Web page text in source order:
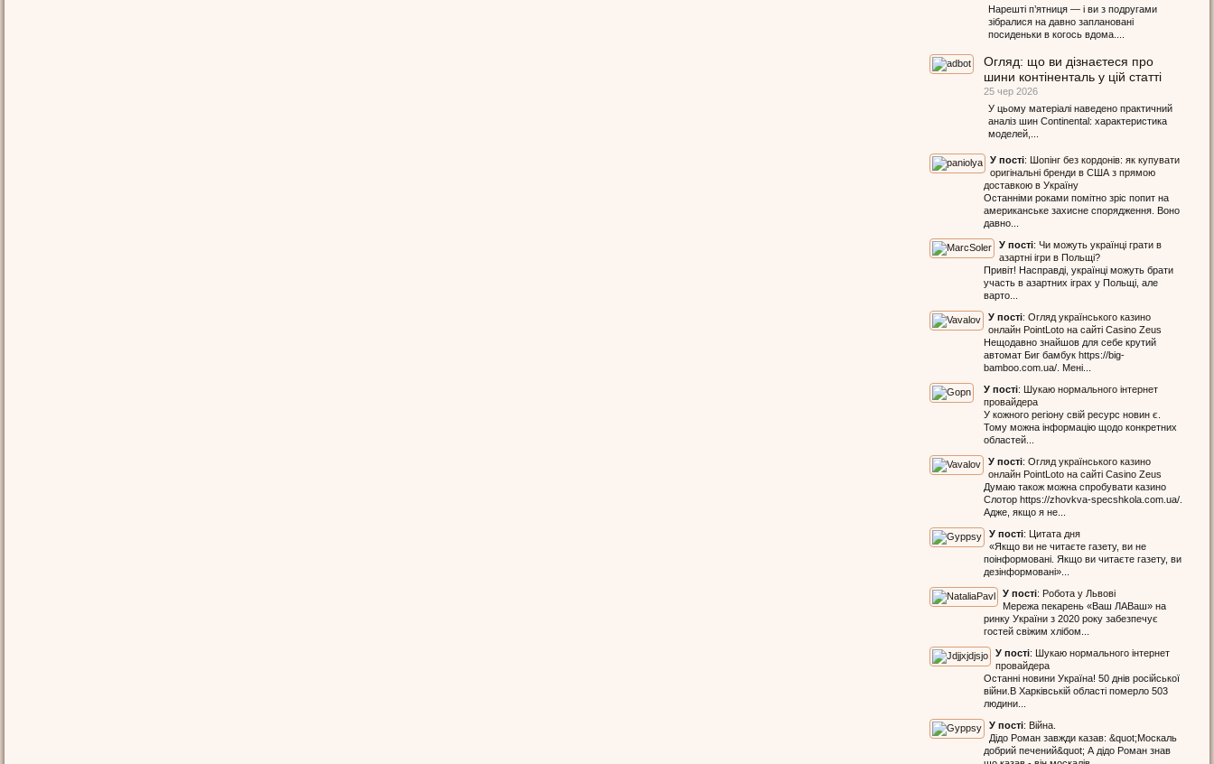
Нарешті п’ятниця — і ви з подругами
зібралися на давно заплановані
посиденьки в когось вдома....
Огляд: що ви дізнаєтеся про
шини контіненталь у цій статті
25 чер 2026
У цьому матеріалі наведено практичний
аналіз шин Continental: характеристика
моделей,...
У пості: Шопінг без кордонів: як купувати
оригінальні бренди в США з прямою
доставкою в Україну
Останніми роками помітно зріс попит на
американське захисне спорядження. Воно
давно...
У пості: Чи можуть українці грати в
азартні ігри в Польщі?
Привіт! Насправді, українці можуть брати
участь в азартних іграх у Польщі, але
варто...
У пості: Огляд українського казино
онлайн PointLoto на сайті Casino Zeus
Нещодавно знайшов для себе крутий
автомат Биг бамбук https://big-
bamboo.com.ua/. Мені...
У пості: Шукаю нормального інтернет
провайдера
У кожного регіону свій ресурс новин є.
Тому можна інформацію щодо конкретних
областей...
У пості: Огляд українського казино
онлайн PointLoto на сайті Casino Zeus
Думаю також можна спробувати казино
Слотор https://zhovkva-specshkola.com.ua/.
Адже, якщо я не...
У пості: Цитата дня
«Якщо ви не читаєте газету, ви не
поінформовані. Якщо ви читаєте газету, ви
дезінформовані»...
У пості: Робота у Львові
Мережа пекарень «Ваш ЛАВаш» на
ринку України з 2020 року забезпечує
гостей свіжим хлібом...
У пості: Шукаю нормального інтернет
провайдера
Останні новини Україна! 50 днів російської
війни.В Харківській області померло 503
людини...
У пості: Війна.
Дідо Роман завжди казав: &quot;Москаль
добрий печений&quot; А дідо Роман знав